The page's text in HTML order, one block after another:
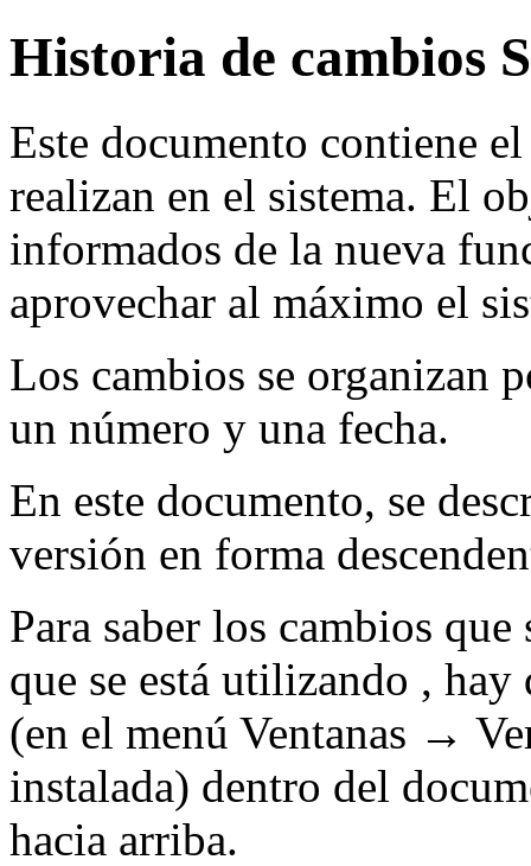
Historia de cambios
Este documento contiene
realizan en el sistema. El
informados de la nueva
aprovechar al máximo el
Los cambios se organizan
un número y una fecha.
En este documento, se
versión en forma
Para saber los cambios
que se está utilizando ,
(en el menú Ventanas →
instalada) dentro del
hacia arriba.